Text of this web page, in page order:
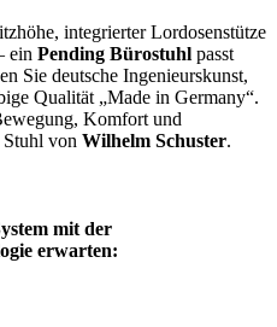
integrierter Lordosenstütze
ein Pending Bürostuhl passt
Sie deutsche Ingenieurskunst,
Qualität „Made in Germany“.
Komfort und
von Wilhelm Schuster.
mit der
erwarten: